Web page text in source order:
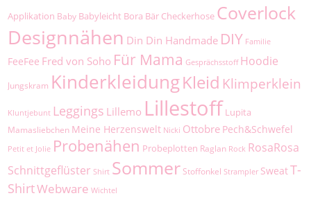
Applikation Baby Babyleicht Bora Bär Checkerhose Coverlock
Designnähen Din Din Handmade DIY Familie
FeeFee Fred von Soho Für Mama Gesprächsstoff Hoodie
Jungskram KinderkleidungKleid Klimperklein
Kluntjebunt Leggings Lillemo Lillestoff Lupita
Mamasliebchen Meine Herzenswelt Nicki Ottobre Pech&Schwefel
Petit et Jolie Probenähen Probeplotten Raglan Rock RosaRosa
Schnittgeflüster Shirt Sommer Stoffonkel Strampler SweatT-
ShirtWebware Wichtel